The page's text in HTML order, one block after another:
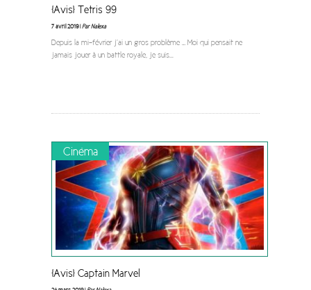
[Avis] Tetris 99
7 avril 2019 |Par Nalexa
Depuis la mi-février j’ai un gros problème … Moi qui pensait ne
jamais jouer à un battle royale, je suis...
Cinéma
[Avis] Captain Marvel